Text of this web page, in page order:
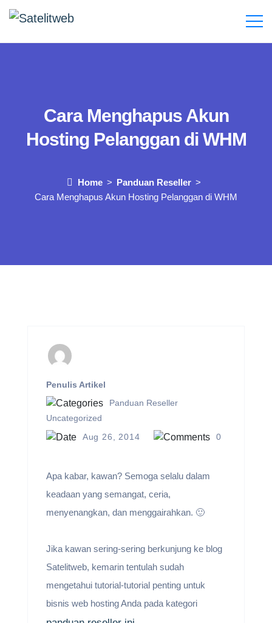
Cara Menghapus Akun
Hosting Pelanggan di WHM
Home
Panduan Reseller
Cara Menghapus Akun Hosting Pelanggan di WHM
Penulis Artikel
Panduan Reseller
Uncategorized
Aug 26, 2014
0
Apa kabar, kawan? Semoga selalu dalam
keadaan yang semangat, ceria,
menyenangkan, dan menggairahkan. 🙂
Jika kawan sering-sering berkunjung ke blog
Satelitweb, kemarin tentulah sudah
mengetahui tutorial-tutorial penting untuk
bisnis web hosting Anda pada kategori